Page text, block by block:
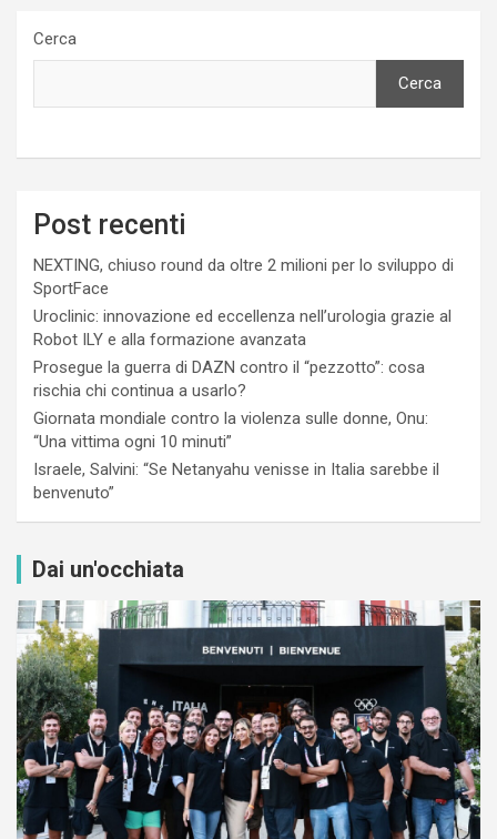
Cerca
Cerca
Post recenti
NEXTING, chiuso round da oltre 2 milioni per lo sviluppo di
SportFace
Uroclinic: innovazione ed eccellenza nell’urologia grazie al
Robot ILY e alla formazione avanzata
Prosegue la guerra di DAZN contro il “pezzotto”: cosa
rischia chi continua a usarlo?
Giornata mondiale contro la violenza sulle donne, Onu:
“Una vittima ogni 10 minuti”
Israele, Salvini: “Se Netanyahu venisse in Italia sarebbe il
benvenuto”
Dai un'occhiata